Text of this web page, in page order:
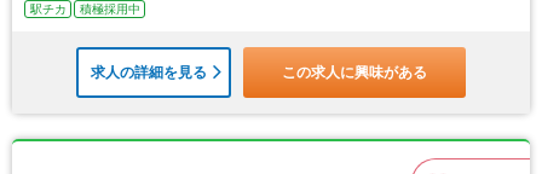
駅チカ 積極採用中
求人の詳細を見る この求人に興味がある